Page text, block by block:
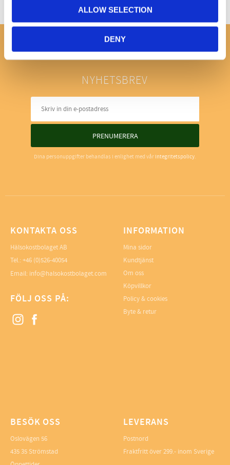
ALLOW SELECTION
DENY
NYHETSBREV
PRENUMERERA
Dina personuppgifter behandlas i enlighet med vår integritetspolicy.
KONTAKTA OSS
Hälsokostbolaget AB
Tel.: +46 (0)526-40054
Email: info@halsokostbolaget.com
FÖLJ OSS PÅ:
INFORMATION
Mina sidor
Kundtjänst
Om oss
Köpvillkor
Policy & cookies
Byte & retur
BESÖK OSS
Oslovägen 56
435 35 Strömstad
LEVERANS
Postnord
Fraktfritt över 299.- inom Sverige